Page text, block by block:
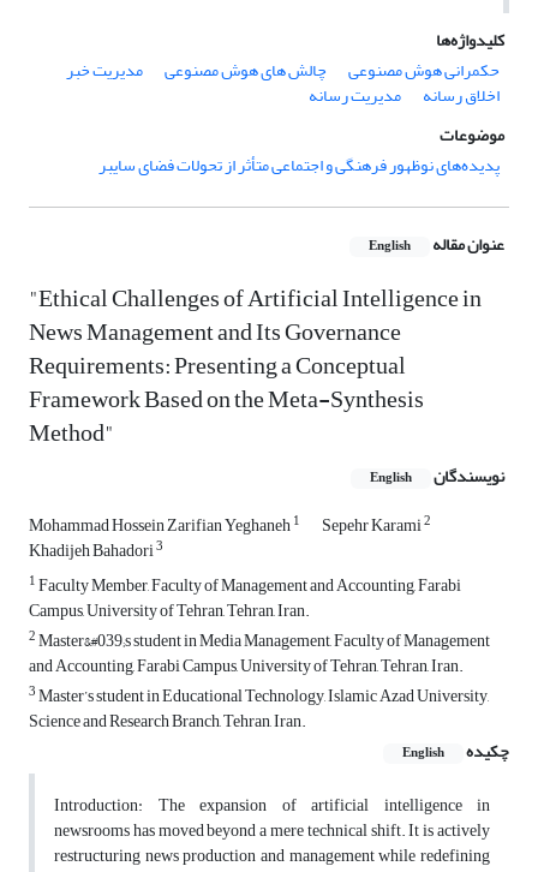
کلیدواژه‌ها
حکمرانی هوش مصنوعی
چالش های هوش مصنوعی مدیریت خبر
اخلاق رسانه
مدیریت رسانه
موضوعات
پدیده‌های نوظهور فرهنگی و اجتماعی متأثر از تحولات فضای سایبر
عنوان مقاله English
"Ethical Challenges of Artificial Intelligence in
News Management and Its Governance
Requirements: Presenting a Conceptual
Framework Based on the Meta-Synthesis
Method"
نویسندگان English
Mohammad Hossein Zarifian Yeghaneh1 Sepehr Karami2
Khadijeh Bahadori3
1Faculty Member, Faculty of Management and Accounting, Farabi
Campus, University of Tehran, Tehran, Iran.
2Master&#039;s student in Media Management, Faculty of Management
and Accounting, Farabi Campus, University of Tehran, Tehran, Iran.
3Master’s student in Educational Technology, Islamic Azad University,
Science and Research Branch, Tehran, Iran.
چکیده
English
Introduction: The expansion of artificial intelligence in
newsrooms has moved beyond a mere technical shift. It is actively
restructuring news production and management while redefining